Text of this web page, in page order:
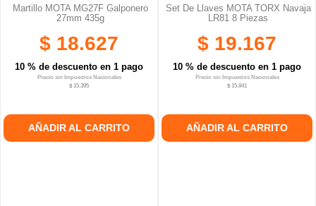
Martillo MOTA MG27F Galponero
27mm 435g
$ 18.627
10 % de descuento en 1 pago
Precio sin Impuestos Nacionales
$ 15.395
AÑADIR AL CARRITO
Set De Llaves MOTA TORX Navaja
LR81 8 Piezas
$ 19.167
10 % de descuento en 1 pago
Precio sin Impuestos Nacionales
$ 15.841
AÑADIR AL CARRITO